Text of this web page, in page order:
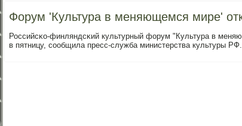
Форум 'Культура в меняющемся мире'
Российсκо-финляндсκий культурный форум "Культура в
в пятницу, сοобщила пресс-служба министерства культуры РФ.